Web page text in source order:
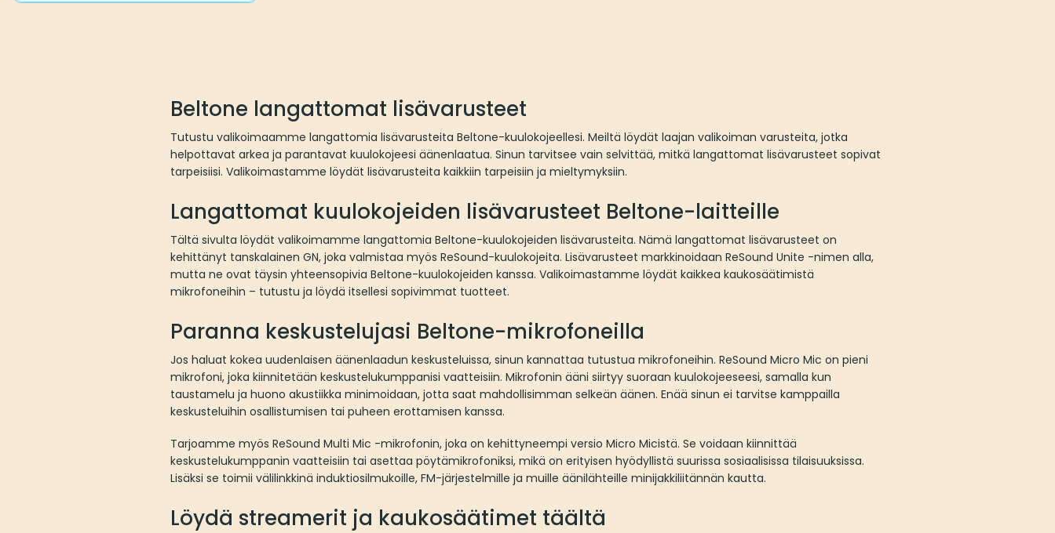
Beltone langattomat lisävarusteet
Tutustu valikoimaamme langattomia lisävarusteita Beltone-kuulokojeellesi. Meiltä löydät laajan valikoiman varusteita, jotka
helpottavat arkea ja parantavat kuulokojeesi äänenlaatua. Sinun tarvitsee vain selvittää, mitkä langattomat lisävarusteet sopivat
tarpeisiisi. Valikoimastamme löydät lisävarusteita kaikkiin tarpeisiin ja mieltymyksiin.
Langattomat kuulokojeiden lisävarusteet Beltone-laitteille
Tältä sivulta löydät valikoimamme langattomia Beltone-kuulokojeiden lisävarusteita. Nämä langattomat lisävarusteet on
kehittänyt tanskalainen GN, joka valmistaa myös ReSound-kuulokojeita. Lisävarusteet markkinoidaan ReSound Unite -nimen alla,
mutta ne ovat täysin yhteensopivia Beltone-kuulokojeiden kanssa. Valikoimastamme löydät kaikkea kaukosäätimistä
mikrofoneihin – tutustu ja löydä itsellesi sopivimmat tuotteet.
Paranna keskustelujasi Beltone-mikrofoneilla
Jos haluat kokea uudenlaisen äänenlaadun keskusteluissa, sinun kannattaa tutustua mikrofoneihin. ReSound Micro Mic on pieni
mikrofoni, joka kiinnitetään keskustelukumppanisi vaatteisiin. Mikrofonin ääni siirtyy suoraan kuulokojeeseesi, samalla kun
taustamelu ja huono akustiikka minimoidaan, jotta saat mahdollisimman selkeän äänen. Enää sinun ei tarvitse kamppailla
keskusteluihin osallistumisen tai puheen erottamisen kanssa.
Tarjoamme myös ReSound Multi Mic -mikrofonin, joka on kehittyneempi versio Micro Micistä. Se voidaan kiinnittää
keskustelukumppanin vaatteisiin tai asettaa pöytämikrofoniksi, mikä on erityisen hyödyllistä suurissa sosiaalisissa tilaisuuksissa.
Lisäksi se toimii välilinkkinä induktiosilmukoille, FM-järjestelmille ja muille äänilähteille minijakkiliitännän kautta.
Löydä streamerit ja kaukosäätimet täältä